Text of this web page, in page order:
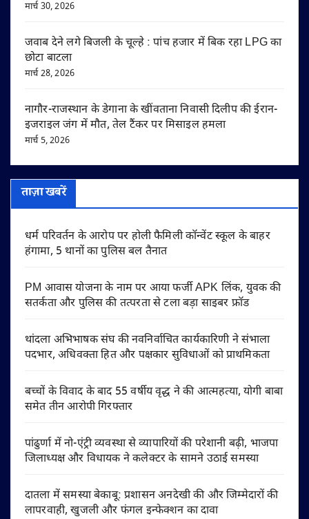
मार्च 30, 2026
जवाब देने लगे बिजली के चूल्हे : पांच हजार में बिक रहा LPG का
छोटा बाटला
मार्च 28, 2026
नागौर-राजस्थान के डेगाना के खींवताना निवासी दिलीप की ईरान-
इजराइल जंग में मौत, तेल टैंकर पर मिसाइल हमला
मार्च 5, 2026
ताज़ा खबरें
धर्म परिवर्तन के आरोप पर होली फैमिली कॉन्वेंट स्कूल के बाहर
हंगामा, 5 थानों का पुलिस बल तैनात
PM आवास योजना के नाम पर आया फर्जी APK लिंक, युवक की
सतर्कता और पुलिस की तत्परता से टला बड़ा साइबर फ्रॉड
थांदला अभिभाषक संघ की नवनिर्वाचित कार्यकारिणी ने संभाला
पदभार, अधिवक्ता हित और पक्षकार सुविधाओं को प्राथमिकता
बच्चों के विवाद के बाद 55 वर्षीय वृद्ध ने की आत्महत्या, योगी बाबा
समेत तीन आरोपी गिरफ्तार
पांढुर्णा में नो-एंट्री व्यवस्था से व्यापारियों की परेशानी बढ़ी, भाजपा
जिलाध्यक्ष और विधायक ने कलेक्टर के सामने उठाई समस्या
दातला में समस्या बेकाबू: प्रशासन अनदेखी की और जिम्मेदारों की
लापरवाही, खुजली और फंगल इन्फेक्शन का दावा